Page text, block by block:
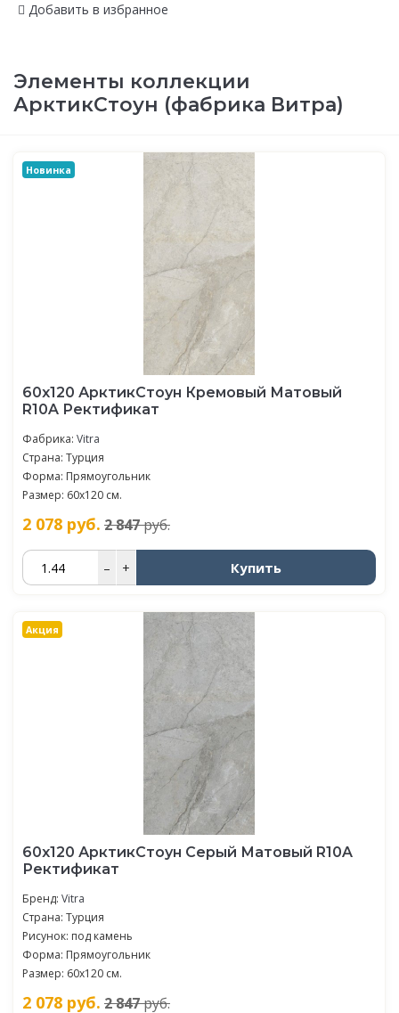
Добавить в избранное
Элементы коллекции
АрктикСтоун (фабрика Витра)
Новинка
60х120 АрктикСтоун Кремовый Матовый
R10A Ректификат
Фабрика: Vitra
Страна: Турция
Форма: Прямоугольник
Размер: 60х120 см.
2 078 руб. 2 847руб.
– + Купить
Акция
60х120 АрктикСтоун Серый Матовый R10A
Ректификат
Бренд: Vitra
Страна: Турция
Рисунок: под камень
Форма: Прямоугольник
Размер: 60х120 см.
2 078 руб. 2 847руб.